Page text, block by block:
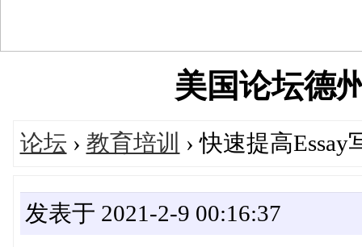
美国论坛德
论坛 › 教育培训 › 快速提高
发表于 2021-2-9 00:16:37